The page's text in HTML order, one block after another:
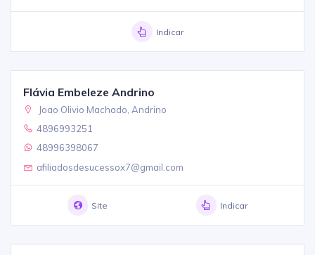
Indicar
Flávia Embeleze Andrino
Joao Olivio Machado, Andrino
4896993251
48996398067
afiliadosdesucessox7@gmail.com
Site Indicar